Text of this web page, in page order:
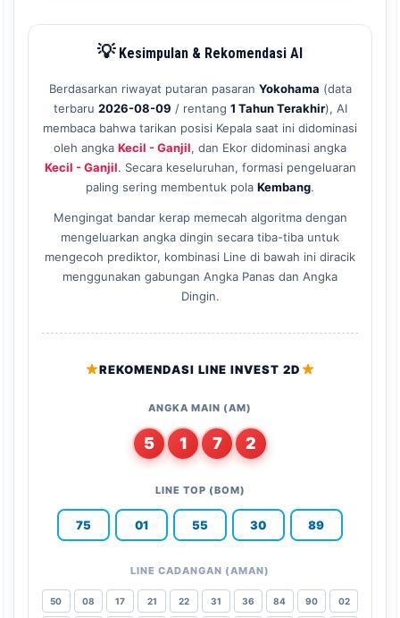
💡Kesimpulan & Rekomendasi AI
Berdasarkan riwayat putaran pasaran Yokohama (data
terbaru 2026-08-09 / rentang 1 Tahun Terakhir), AI
membaca bahwa tarikan posisi Kepala saat ini didominasi
oleh angka Kecil - Ganjil, dan Ekor didominasi angka
Kecil - Ganjil. Secara keseluruhan, formasi pengeluaran
paling sering membentuk pola Kembang.
Mengingat bandar kerap memecah algoritma dengan
mengeluarkan angka dingin secara tiba-tiba untuk
mengecoh prediktor, kombinasi Line di bawah ini diracik
menggunakan gabungan Angka Panas dan Angka
Dingin.
REKOMENDASI LINE INVEST 2D
ANGKA MAIN (AM)
5 1 7 2
LINE TOP (BOM)
75 01 55 30 89
LINE CADANGAN (AMAN)
50 08 17 21 22 31 36 84 90 02